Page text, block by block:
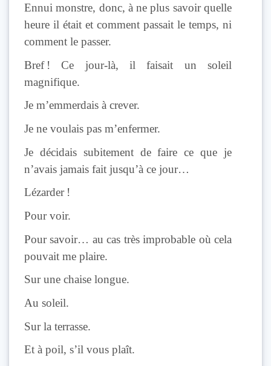
Ennui monstre, donc, à ne plus savoir quelle
heure il était et comment passait le temps, ni
comment le passer.
Bref ! Ce jour-là, il faisait un soleil
magnifique.
Je m’emmerdais à crever.
Je ne voulais pas m’enfermer.
Je décidais subitement de faire ce que je
n’avais jamais fait jusqu’à ce jour…
Lézarder !
Pour voir.
Pour savoir… au cas très improbable où cela
pouvait me plaire.
Sur une chaise longue.
Au soleil.
Sur la terrasse.
Et à poil, s’il vous plaît.